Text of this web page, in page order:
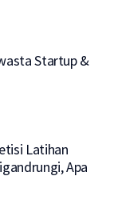
Startup &
Latihan
Apa